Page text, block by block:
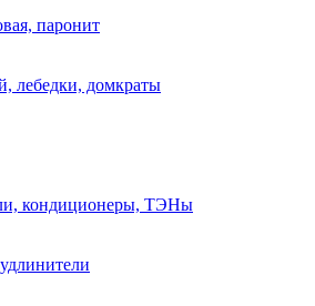
паронит
лебедки, домкраты
кондиционеры, ТЭНы